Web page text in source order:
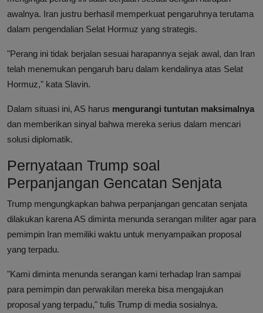
awalnya. Iran justru berhasil memperkuat pengaruhnya terutama
dalam pengendalian Selat Hormuz yang strategis.
"Perang ini tidak berjalan sesuai harapannya sejak awal, dan Iran
telah menemukan pengaruh baru dalam kendalinya atas Selat
Hormuz," kata Slavin.
Dalam situasi ini, AS harus mengurangi tuntutan maksimalnya
dan memberikan sinyal bahwa mereka serius dalam mencari
solusi diplomatik.
Pernyataan Trump soal
Perpanjangan Gencatan Senjata
Trump mengungkapkan bahwa perpanjangan gencatan senjata
dilakukan karena AS diminta menunda serangan militer agar para
pemimpin Iran memiliki waktu untuk menyampaikan proposal
yang terpadu.
"Kami diminta menunda serangan kami terhadap Iran sampai
para pemimpin dan perwakilan mereka bisa mengajukan
proposal yang terpadu," tulis Trump di media sosialnya.